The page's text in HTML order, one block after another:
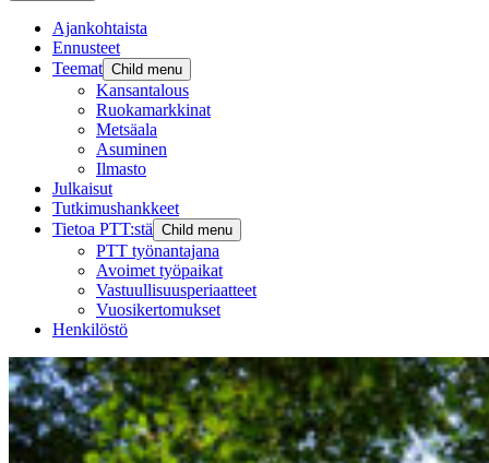
Ajankohtaista
Ennusteet
Teemat Child menu
Kansantalous
Ruokamarkkinat
Metsäala
Asuminen
Ilmasto
Julkaisut
Tutkimushankkeet
Tietoa PTT:stä Child menu
PTT työnantajana
Avoimet työpaikat
Vastuullisuusperiaatteet
Vuosikertomukset
Henkilöstö